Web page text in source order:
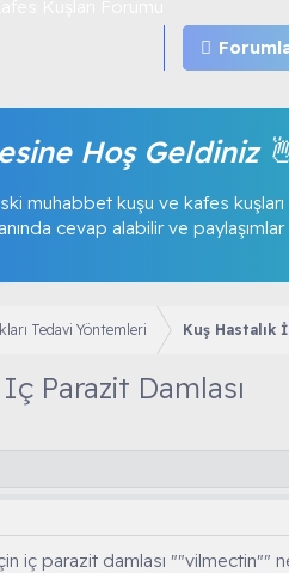
Hoş Geldiniz
muhabbet kuşu ve kafes
cevap alabilir ve
Tedavi Yöntemleri Kuş Hastalık
Parazit Damlası
iç parazit damlası ""vilmectin""